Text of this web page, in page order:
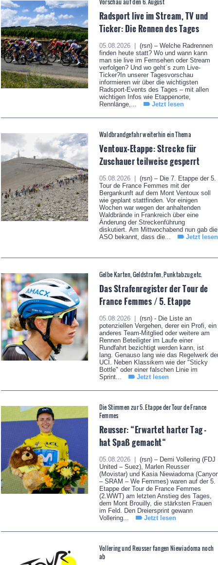
Vorschau auf den 6. August
Radsport live im Stream, TV und
Ticker: Die Rennen des Tages
05.08.2026 |
(rsn) – Welche Radrennen
finden heute statt? Wo und wann kann
man sie live im Fernsehen oder Stream
verfolgen? Und wo geht´s zum Live-
Ticker?In unserer Tagesvorschau
informieren wir über die wichtigsten
Radsport-Events des Tages – mit allen
wichtigen Infos wie Etappenorte,
Rennlänge,...
Jetzt lesen
Waldbrandgefahr weiterhin ein Thema
Ventoux-Etappe: Strecke für
Zuschauer teilweise gesperrt
05.08.2026 |
(rsn) – Die 7. Etappe der 5.
Tour de France Femmes mit der
Bergankunft auf dem Mont Ventoux soll
wie geplant stattfinden. Vor einigen
Wochen war wegen der anhaltenden
Waldbrände in Frankreich über eine
Änderung der Streckenführung
diskutiert. Am Mittwochabend nun gab die
ASO bekannt, dass die...
Jetzt lesen
Gelbe Karten, Geldstrafen, Punktabzug etc.
Das Strafenregister der Tour de
France Femmes / 5. Etappe
05.08.2026 |
(rsn) - Die Liste an
potenziellen Vergehen, derer ein Profi, ein
anderes Team-Mitglied oder weitere am
Rennen Beteiligter im Laufe einer
Rundfahrt bezichtigt werden kann, ist
lang. Genauso lang wie das Regelwerk
UCI. Neben Klassikern wie der "Sticky
Bottle" oder einer falschen Linie im
Sprint...
Jetzt lesen
Die Stimmen zur 5. Etappe der Tour de France
Femmes
Reusser: “Erwartet harter Tag -
hat Spaß gemacht“
05.08.2026 |
(rsn) – Demi Vollering (FDJ
United – Suez), Marlen Reusser
(Movistar) und Kasia Niewiadoma
– SRAM – We Femmes) waren auf der 5.
Etappe der Tour de France Femmes
(2.WWT) am letzten Anstieg des Tages,
dem Mont Brouilly, die stärksten Frauen
im Feld. Den Dreiersprint gewann
Vollering...
Jetzt lesen
Vollering und Reusser fangen Niewiadoma noch
ab